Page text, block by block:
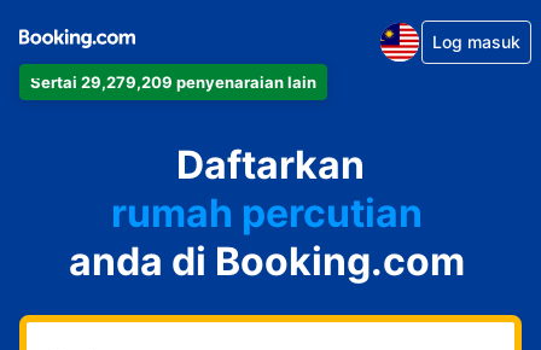
Sertai 29,279,209 penyenaraian lain
Log masuk
Daftarkan
apartmen
hotel
rumah percutian
rumah tamu
penginapan dan sarapan
anda di Booking.com